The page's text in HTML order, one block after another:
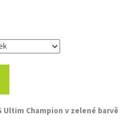
Champion v zelené barvě